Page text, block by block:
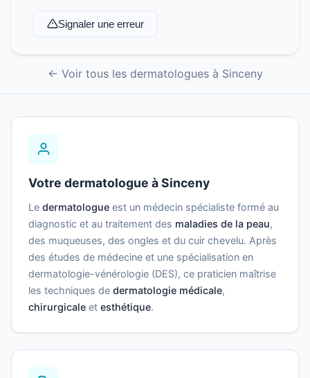
Signaler une erreur
← Voir tous les dermatologues à Sinceny
Votre dermatologue à Sinceny
Le dermatologue est un médecin spécialiste formé au
diagnostic et au traitement des maladies de la peau,
des muqueuses, des ongles et du cuir chevelu. Après
des études de médecine et une spécialisation en
dermatologie-vénérologie (DES), ce praticien maîtrise
les techniques de dermatologie médicale,
chirurgicale et esthétique.